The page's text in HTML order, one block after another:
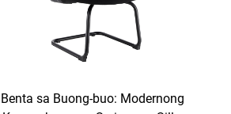
Benta sa Buong-buo: Modernong